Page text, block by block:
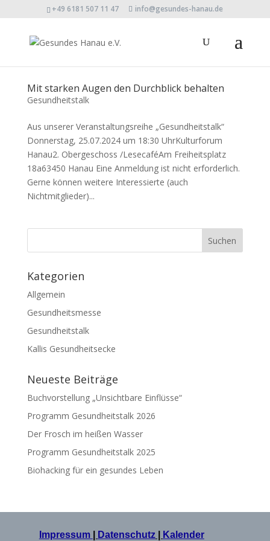
+49 6181 507 11 47 info@gesundes-hanau.de
Mit starken Augen den Durchblick behalten
Gesundheitstalk
Aus unserer Veranstaltungsreihe „Gesundheitstalk“
Donnerstag, 25.07.2024 um 18:30 UhrKulturforum
Hanau2. Obergeschoss /LesecaféAm Freiheitsplatz
18a63450 Hanau Eine Anmeldung ist nicht erforderlich.
Gerne können weitere Interessierte (auch
Nichtmitglieder)...
Kategorien
Allgemein
Gesundheitsmesse
Gesundheitstalk
Kallis Gesundheitsecke
Neueste Beiträge
Buchvorstellung „Unsichtbare Einflüsse“
Programm Gesundheitstalk 2026
Der Frosch im heißen Wasser
Programm Gesundheitstalk 2025
Biohacking für ein gesundes Leben
Impressum Datenschutz| Kalender